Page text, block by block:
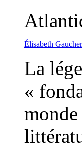
Élisabeth
La
«